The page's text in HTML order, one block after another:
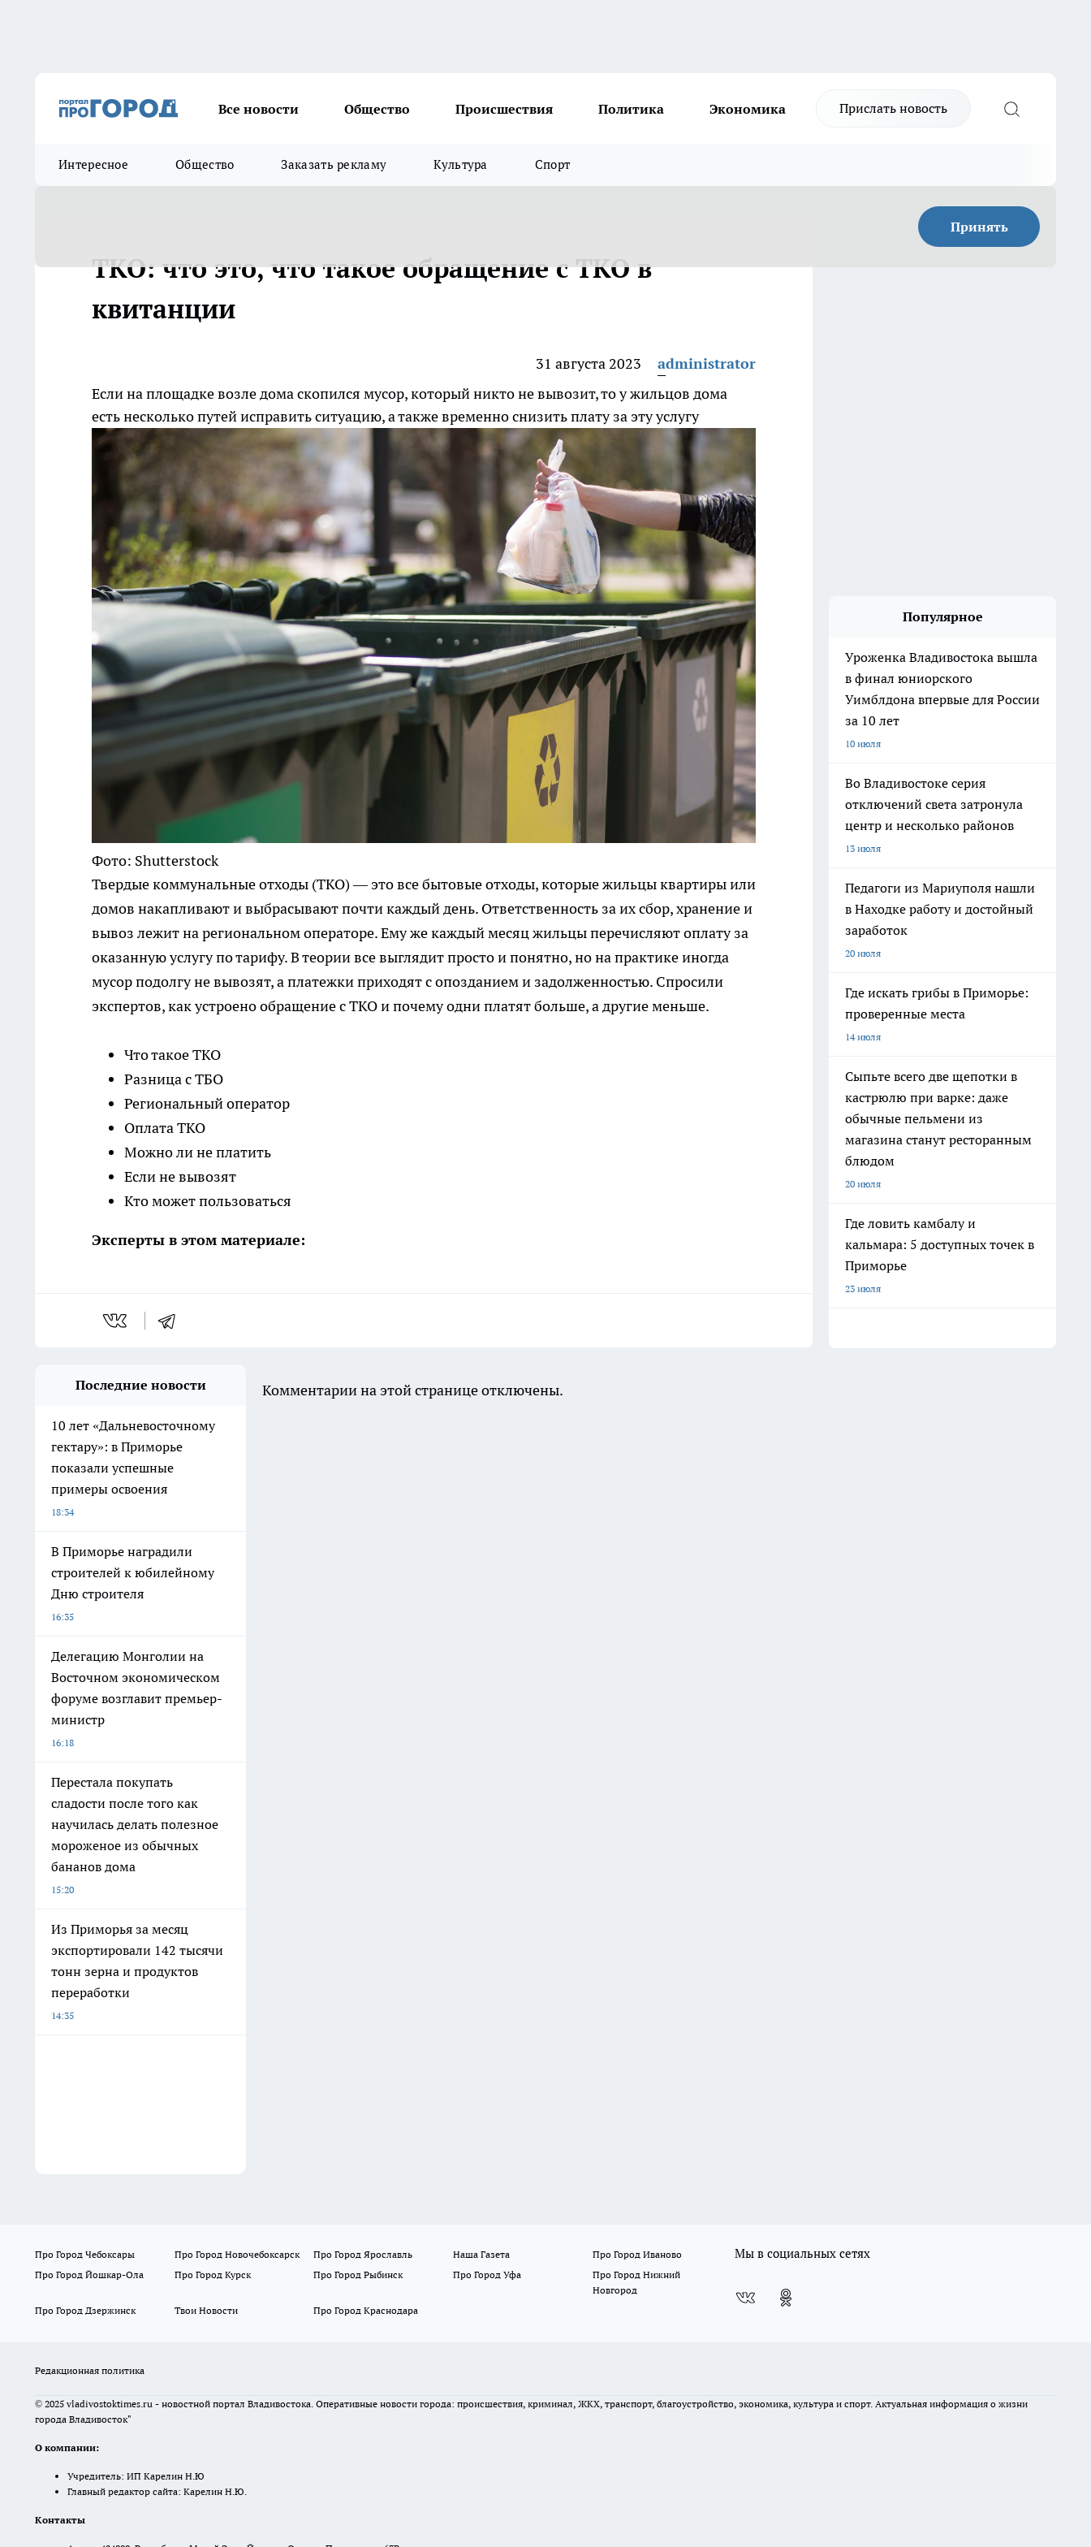
Все новости Общество Происшествия Политика Экономика Прислать новость
Интересное Общество Заказать рекламу Культура Спорт
Принять
ТКО: что это, что такое обращение с ТКО в
квитанции
31 августа 2023
administrator
Если на площадке возле дома скопился мусор, который никто не вывозит, то у жильцов дома
есть несколько путей исправить ситуацию, а также временно снизить плату за эту услугу
Фото: Shutterstock
Твердые коммунальные отходы (ТКО) — это все бытовые отходы, которые жильцы квартиры или
домов накапливают и выбрасывают почти каждый день. Ответственность за их сбор, хранение и
вывоз лежит на региональном операторе. Ему же каждый месяц жильцы перечисляют оплату за
оказанную услугу по тарифу. В теории все выглядит просто и понятно, но на практике иногда
мусор подолгу не вывозят, а платежки приходят с опозданием и задолженностью. Спросили
экспертов, как устроено обращение с ТКО и почему одни платят больше, а другие меньше.
Что такое ТКО
Разница с ТБО
Региональный оператор
Оплата ТКО
Можно ли не платить
Если не вывозят
Кто может пользоваться
Эксперты в этом материале:
Популярное
Уроженка Владивостока вышла
в финал юниорского
Уимблдона впервые для России
за 10 лет
10 июля
Во Владивостоке серия
отключений света затронула
центр и несколько районов
13 июля
Педагоги из Мариуполя нашли
в Находке работу и достойный
заработок
20 июля
Где искать грибы в Приморье:
проверенные места
14 июля
Сыпьте всего две щепотки в
кастрюлю при варке: даже
обычные пельмени из
магазина станут ресторанным
блюдом
20 июля
Где ловить камбалу и
кальмара: 5 доступных точек в
Приморье
23 июля
Последние новости
10 лет «Дальневосточному
гектару»: в Приморье
показали успешные
примеры освоения
18:34
В Приморье наградили
строителей к юбилейному
Дню строителя
16:35
Делегацию Монголии на
Восточном экономическом
форуме возглавит премьер-
министр
16:18
Перестала покупать
сладости после того как
научилась делать полезное
мороженое из обычных
бананов дома
15:20
Из Приморья за месяц
экспортировали 142 тысячи
тонн зерна и продуктов
переработки
14:35
Комментарии на этой странице отключены.
Про Город Чебоксары Про Город Новочебоксарск Про Город Ярославль Наша Газета
Про Город Иваново
Про Город Йошкар-Ола
Про Город Курск Про Город Рыбинск Про Город Уфа
Про Город Нижний
Новгород
Про Город Дзержинск
Твои Новости Про Город Краснодара
Мы в социальных сетях
Редакционная политика
© 2025 vladivostoktimes.ru - новостной портал Владивостока. Оперативные новости города: происшествия, криминал, ЖКХ, транспорт, благоустройство, экономика, культура и спорт. Актуальная информация о жизни
города Владивосток"
О компании:
Учредитель: ИП Карелин Н.Ю
Главный редактор сайта: Карелин Н.Ю.
Контакты